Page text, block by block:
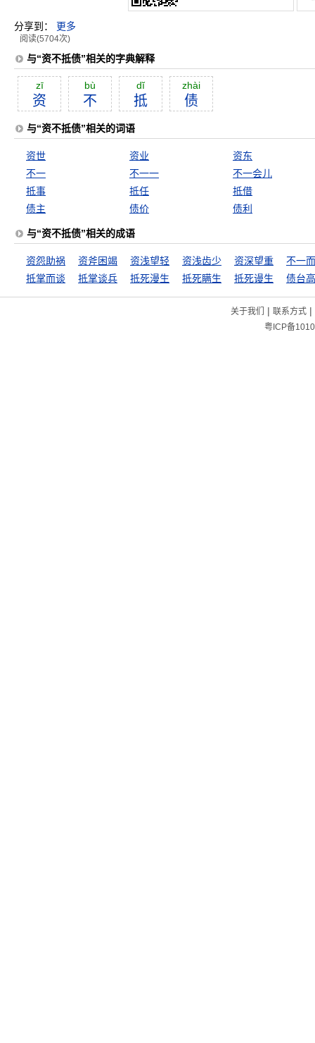
分享到： 更多
阅读(5704次)
与“资不抵债”相关的字典解释
zī
资
bù
不
dĭ
抵
zhài
债
与“资不抵债”相关的词语
资世 资业
资东
不一
不一一
不一会儿
抵事
抵任
抵借
债主
债价 债利
与“资不抵债”相关的成语
资怨助祸 资斧困竭 资浅望轻 资浅齿少 资深望重
不一
抵掌而谈
抵掌谈兵 抵死漫生 抵死瞒生 抵死谩生 债台
关于我们 | 联系方式|
粤ICP备